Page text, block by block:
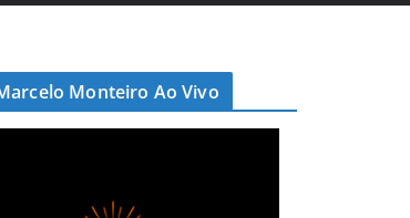
Monteiro Ao Vivo